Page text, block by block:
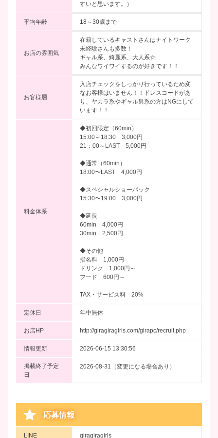
すいと思います。）
平均年齢 18～30歳まで
お店の雰囲気
在籍しているキャストさんはナイトワーク
未経験さんも多数！
ギャル系、綺麗系、大人系☆
みんなワイワイするのが好きです！！
お客様層
入店チェックをしっかり行っているため変
なお客様はいません！！ドレスコードがあ
り、ヤカラ系やギャル男系の方はNGにして
います！！
料金体系
◆初回限定（60min）
15:00～18:30 3,000円
21：00～LAST 5,000円
◆通常（60min）
18:00〜LAST 4,000円
◆スペシャルショーパック
15:30〜19:00 3,000円
◆延長
60min 4,000円
30min 2,500円
◆その他
指名料 1,000円
ドリンク 1,000円～
フード 600円～
TAX・サービス料 20%
定休日 年中無休
お店HP http://giragiragirls.com/girapc/recruit.php
情報更新 2026-06-15 13:30:56
掲載終了予定
日
2026-08-31（変更になる場合あり）
応募情報
LINE giragiragirls